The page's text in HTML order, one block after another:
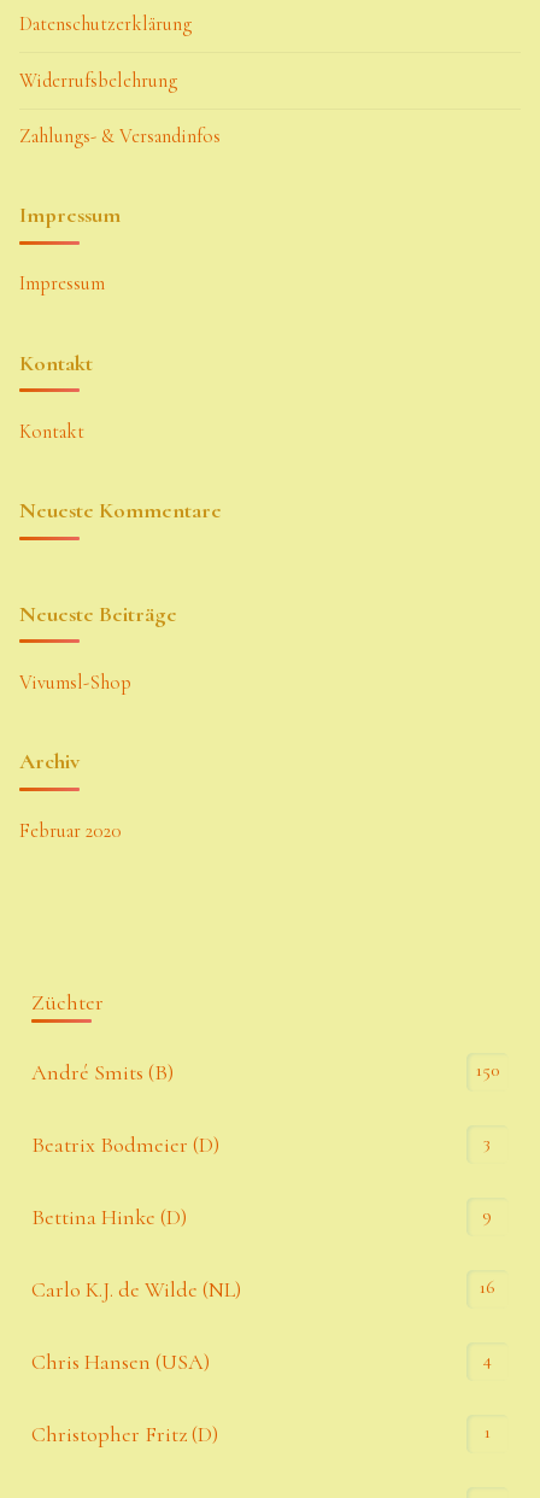
Datenschutzerklärung
Widerrufsbelehrung
Zahlungs- & Versandinfos
Impressum
Impressum
Kontakt
Kontakt
Neueste Kommentare
Neueste Beiträge
Vivumsl-Shop
Archiv
Februar 2020
Züchter
André Smits (B) 150
Beatrix Bodmeier (D) 3
Bettina Hinke (D) 9
Carlo K.J. de Wilde (NL) 16
Chris Hansen (USA) 4
Christopher Fritz (D) 1